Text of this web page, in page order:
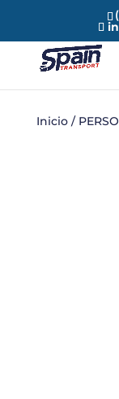
Inicio/